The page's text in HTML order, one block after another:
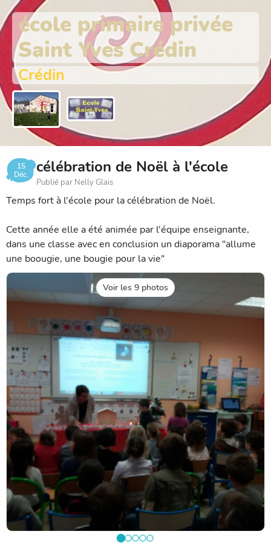
école primaire privée
Saint Yves Crédin
Crédin
15
Déc.
célébration de Noël à l'école
Publié par Nelly Glais
Temps fort à l'école pour la célébration de Noël.
Cette année elle a été animée par l'équipe enseignante,
dans une classe avec en conclusion un diaporama "allume
une boougie, une bougie pour la vie"
Voir les 9 photos